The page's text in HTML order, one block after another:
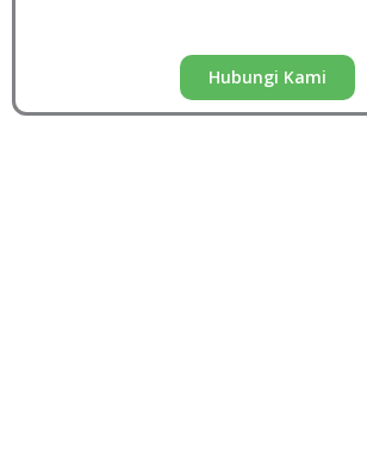
Hubungi Kami